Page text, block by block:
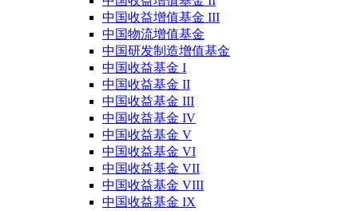
中国收益增值基金 III
中国物流增值基金
中国研发制造增值基金
中国收益基金 I
中国收益基金 II
中国收益基金 III
中国收益基金 IV
中国收益基金 V
中国收益基金 VI
中国收益基金 VII
中国收益基金 VIII
中国收益基金 IX